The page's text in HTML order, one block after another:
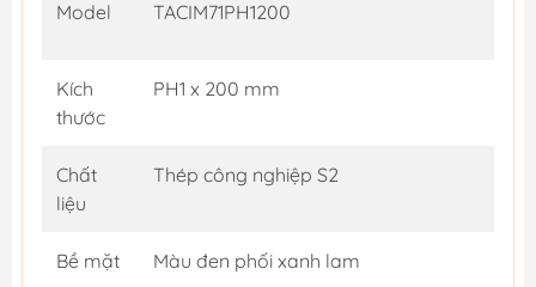
Model TACIM71PH1200
Kích
thước
PH1 x 200 mm
Chất
liệu
Thép công nghiệp S2
Bề mặt Màu đen phối xanh lam